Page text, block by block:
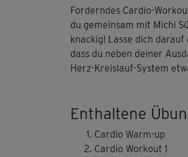
Forderndes Cardio-
du gemeinsam mit Michi
knackig! Lasse dich
dass du neben deiner
Herz-Kreislauf-System
Enthaltene
Cardio Warm-up
Cardio Workout 1